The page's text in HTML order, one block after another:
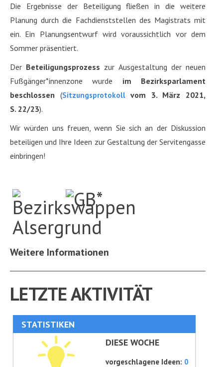
Die Ergebnisse der Beteiligung fließen in die weitere
Planung durch die Fachdienststellen des Magistrats mit
ein. Ein Planungsentwurf wird voraussichtlich vor dem
Sommer präsentiert.
Der Beteiligungsprozess zur Ausgestaltung der neuen
Fußgänger*innenzone wurde im Bezirksparlament
beschlossen (Sitzungsprotokoll vom 3. März 2021,
S. 22/23).
Wir würden uns freuen, wenn Sie sich an der Diskussion
beteiligen und Ihre Ideen zur Gestaltung der Servitengasse
einbringen!
Weitere Informationen
LETZTE AKTIVITÄT
STATISTIKEN
DIESE WOCHE
vorgeschlagene Ideen: 0